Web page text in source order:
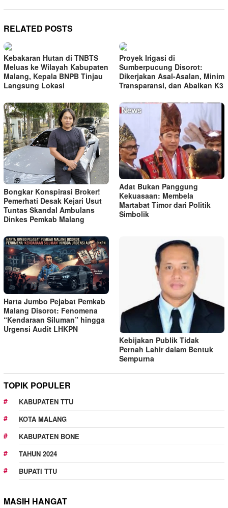
RELATED POSTS
Kebakaran Hutan di TNBTS
Meluas ke Wilayah Kabupaten
Malang, Kepala BNPB Tinjau
Langsung Lokasi
Proyek Irigasi di
Sumberpucung Disorot:
Dikerjakan Asal-Asalan, Minim
Transparansi, dan Abaikan K3
Bongkar Konspirasi Broker!
Pemerhati Desak Kejari Usut
Tuntas Skandal Ambulans
Dinkes Pemkab Malang
Adat Bukan Panggung
Kekuasaan: Membela
Martabat Timor dari Politik
Simbolik
Harta Jumbo Pejabat Pemkab
Malang Disorot: Fenomena
“Kendaraan Siluman” hingga
Urgensi Audit LHKPN
Kebijakan Publik Tidak
Pernah Lahir dalam Bentuk
Sempurna
TOPIK POPULER
KABUPATEN TTU
KOTA MALANG
KABUPATEN BONE
TAHUN 2024
BUPATI TTU
MASIH HANGAT